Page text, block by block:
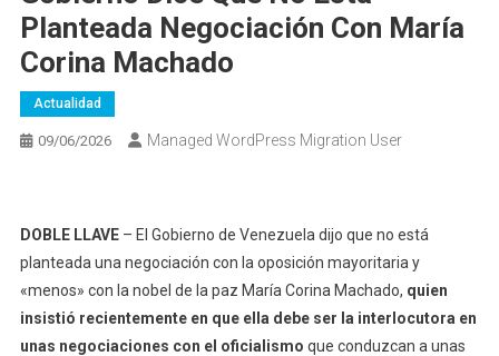
Planteada Negociación Con María
Corina Machado
Actualidad
09/06/2026 Managed WordPress Migration User
DOBLE LLAVE– El Gobierno de Venezuela dijo que no está
planteada una negociación con la oposición mayoritaria y
«menos» con la nobel de la paz María Corina Machado, quien
insistió recientemente en que ella debe ser la interlocutora en
unas negociaciones con el oficialismo que conduzcan a unas